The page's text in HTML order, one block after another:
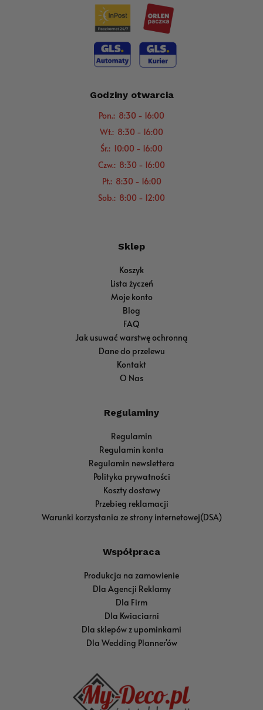
Godziny otwarcia
Pon.: 8:30 - 16:00
Wt.: 8:30 - 16:00
Śr.: 10:00 - 16:00
Czw.: 8:30 - 16:00
Pt.: 8:30 - 16:00
Sob.: 8:00 - 12:00
Sklep
Koszyk
Lista życzeń
Moje konto
Blog
FAQ
Jak usuwać warstwę ochronną
Dane do przelewu
Kontakt
O Nas
Regulaminy
Regulamin
Regulamin konta
Regulamin newslettera
Polityka prywatności
Koszty dostawy
Przebieg reklamacji
Warunki korzystania ze strony internetowej(DSA)
Współpraca
Produkcja na zamowienie
Dla Agencji Reklamy
Dla Firm
Dla Kwiaciarni
Dla sklepów z upominkami
Dla Wedding Planner'ów